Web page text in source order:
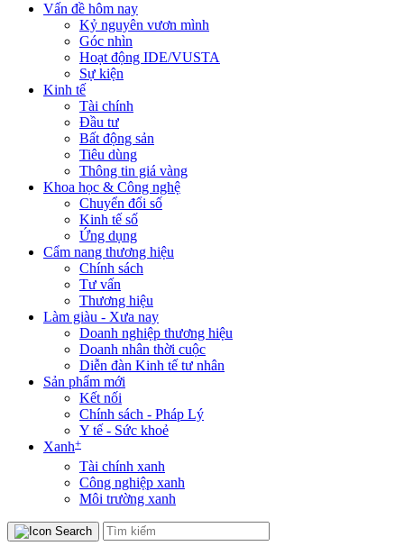
Vấn đề hôm nay
Kỷ nguyên vươn mình
Góc nhìn
Hoạt động IDE/VUSTA
Sự kiện
Kinh tế
Tài chính
Đầu tư
Bất động sản
Tiêu dùng
Thông tin giá vàng
Khoa học & Công nghệ
Chuyển đổi số
Kinh tế số
Ứng dụng
Cẩm nang thương hiệu
Chính sách
Tư vấn
Thương hiệu
Làm giàu - Xưa nay
Doanh nghiệp thương hiệu
Doanh nhân thời cuộc
Diễn đàn Kinh tế tư nhân
Sản phẩm mới
Kết nối
Chính sách - Pháp Lý
Y tế - Sức khoẻ
Xanh+
Tài chính xanh
Công nghiệp xanh
Môi trường xanh